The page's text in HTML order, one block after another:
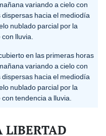
variando a cielo con
dispersas hacia el mediodía
nublado parcial por la
con lluvia.
en las primeras horas
variando a cielo con
dispersas hacia el mediodía
nublado parcial por la
con tendencia a lluvia.
LIBERTAD